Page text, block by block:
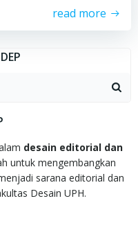
read more
desain editorial dan
untuk mengembangkan
sarana editorial dan
Desain UPH.